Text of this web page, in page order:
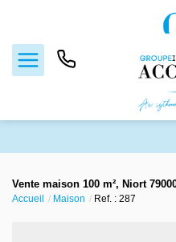
Locations
Vente maison 100 m², Niort
Accueil Maison Ref. : 287